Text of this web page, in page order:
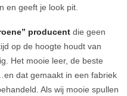
en geeft je look pit.
producent die geen
op de hoogte houdt van
Het mooie leer, de beste
dat gemaakt in een fabriek
Als wij mooie spullen